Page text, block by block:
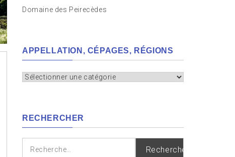
Domaine des Peirecèdes
APPELLATION, CÉPAGES, RÉGIONS
Appellation,
RECHERCHER